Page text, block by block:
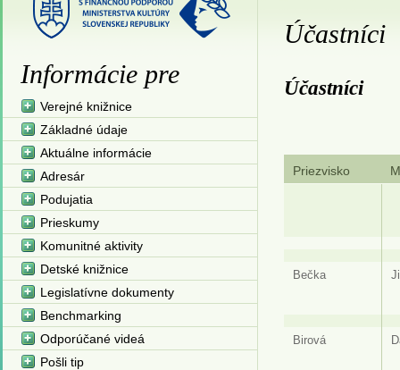
Účastníci
Účastníci
Priezvisko
Bečka
Birová
Informácie pre
Verejné knižnice
Základné údaje
Aktuálne informácie
Adresár
Podujatia
Prieskumy
Komunitné aktivity
Detské knižnice
Legislatívne dokumenty
Benchmarking
Odporúčané videá
Pošli tip